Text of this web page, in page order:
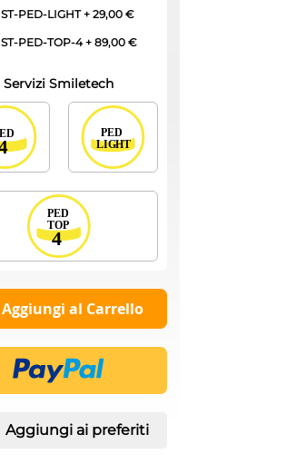
ST-PED-LIGHT+ 29,00 €
ST-PED-TOP-4+ 89,00 €
Servizi Smiletech
Aggiungi al Carrello
Aggiungi ai preferiti